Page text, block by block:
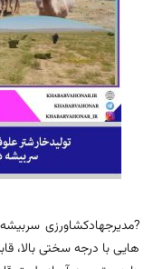
?مدیرجهادکشاورزی
هایی با درجه سختی بالا،